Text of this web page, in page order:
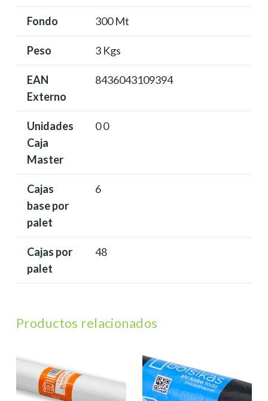
Fondo 300 Mt
Peso 3 Kgs
EAN
Externo
8436043109394
Unidades
Caja
Master
0 0
Cajas
base por
palet
6
Cajas por
palet
48
Productos relacionados